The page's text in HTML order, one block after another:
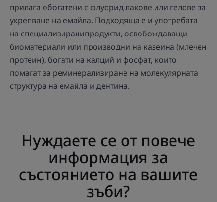
прилага обогатени с флуорид лакове или гелове за
укрепване на емайла. Подходяща е и употребата
на специализиранипродукти, освобождаващи
биоматериали или производни на казеина (млечен
протеин), богати на калций и фосфат, които
помагат за реминерализиране на молекулярната
структура на емайла и дентина.
Нуждаете се от повече
информация за
състоянието на вашите
зъби?